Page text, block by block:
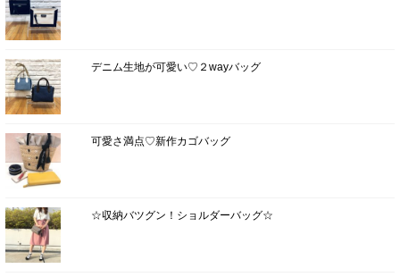
デニム生地が可愛い♡２wayバッグ
可愛さ満点♡新作カゴバッグ
☆収納バツグン！ショルダーバッグ☆